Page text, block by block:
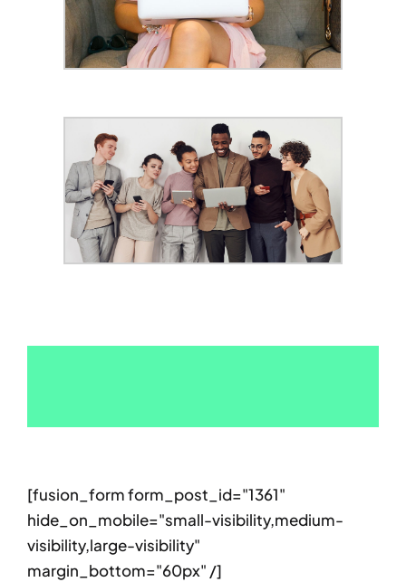
[fusion_form form_post_id="1361"
hide_on_mobile="small-visibility,medium-
visibility,large-visibility"
margin_bottom="60px" /]